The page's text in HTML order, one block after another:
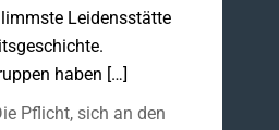
Leidensstätte
haben […]
Pflicht, sich an den